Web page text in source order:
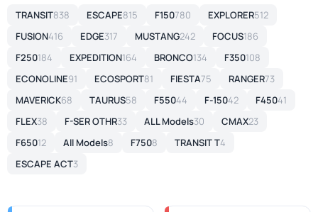
TRANSIT838 ESCAPE815 F150780 EXPLORER512
FUSION416 EDGE317 MUSTANG242 FOCUS186
F250184 EXPEDITION164 BRONCO134 F350108
ECONOLINE91 ECOSPORT81 FIESTA75 RANGER73
MAVERICK68 TAURUS58 F55044 F-15042 F45041
FLEX38 F-SER OTHR33 ALL Models30 CMAX23
F65012 All Models8 F7508 TRANSIT T4
ESCAPE ACT3